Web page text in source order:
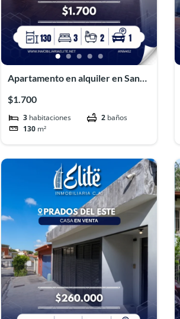
Apartamento en alquiler en San
$1.700
3 habitaciones 2 baños
130 m²